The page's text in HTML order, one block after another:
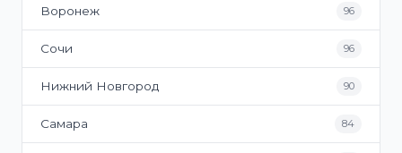
Воронеж 96
Сочи 96
Нижний Новгород 90
Самара 84